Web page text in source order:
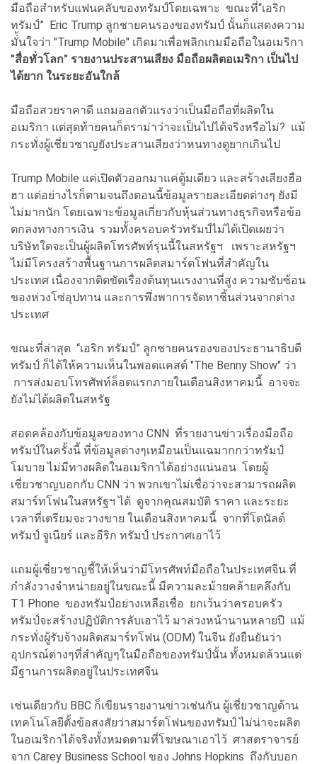
มือถือสำหรับแฟนคลับของทรัมป์โดยเฉพาะ ขณะที่“เอริก
ทรัมป์” Eric Trump ลูกชายคนรองของทรัมป์ นั้นก็แสดงความ
มั่้นใจว่า "Trump Mobile" เกิดมาเพื่อพลิกเกมมือถือในอเมริกา
"สื่อทั่วโลก" รายงานประสานเสียง มือถือผลิตอเมริกา เป็นไป
ได้ยาก ในระยะอันใกล้
มือถือสวยราคาดี แถมออกตัวแรงว่าเป็นมือถือที่ผลิตใน
อเมริกา แต่สุดท้ายคนก็ดราม่าว่าจะเป็นไปได้จริงหรือไม่? แม้
กระทั่งผู้เชี่ยวชาญยังประสานเสียงว่าหนทางดูยากเกินไป
Trump Mobile แค่เปิดตัวออกมาแค่ตู้มเดียว และสร้างเสียงฮือ
ฮา แต่อย่างไรก็ตามจนถึงตอนนี้ข้อมูลรายละเอียดต่างๆ ยังมี
ไม่มากนัก โดยเฉพาะข้อมูลเกี่ยวกับหุ้นส่วนทางธุรกิจหรือข้อ
ตกลงทางการเงิน รวมทั้งครอบครัวทรัมป์ไม่ได้เปิดเผยว่า
บริษัทใดจะเป็นผู้ผลิตโทรศัพท์รุ่นนี้ในสหรัฐฯ เพราะสหรัฐฯ
ไม่มีโครงสร้างพื้นฐานการผลิตสมาร์ตโฟนที่สำคัญใน
ประเทศ เนื่องจากติดขัดเรื่องต้นทุนแรงงานที่สูง ความซับซ้อน
ของห่วงโซ่อุปทาน และการพึ่งพาการจัดหาชิ้นส่วนจากต่าง
ประเทศ
ขณะที่ล่าสุด “เอริก ทรัมป์” ลูกชายคนรองของประธานาธิบดี
ทรัมป์ ก็ได้ให้ความเห็นในพอดแคสต์ "The Benny Show" ว่า
การส่งมอบโทรศัพท์ล็อตแรกภายในเดือนสิงหาคมนี้ อาจจะ
ยังไม่ได้ผลิตในสหรัฐ
สอดคล้องกับข้อมูลของทาง CNN ที่รายงานข่าวเรื่องมือถือ
ทรัมป์ในครั้งนี้ ที่ข้อมูลต่างๆเหมือนเป็นแฉมากกว่าทรัมป์
โมบาย ไม่มีทางผลิตในอเมริกาได้อย่างแน่นอน โดยผู้
เชี่ยวชาญบอกกับ CNN ว่า พวกเขาไม่เชื่อว่าจะสามารถผลิต
สมาร์ทโฟนในสหรัฐฯ ได้ ดูจากคุณสมบัติ ราคา และระยะ
เวลาที่เตรียมจะวางขาย ในเดือนสิงหาคมนี้ จากที่โดนัลด์
ทรัมป์ จูเนียร์ และอีริก ทรัมป์ ประกาศเอาไว้
แถมผู้เชี่ยวชาญชี้ให้เห็นว่ามีโทรศัพท์มือถือในประเทศจีน ที่
กำลังวางจำหน่ายอยู่ในขณะนี้ มีความละม้ายคล้ายคลึงกับ
T1 Phone ของทรัมป์อย่างเหลือเชื่อ ยกเว้นว่าครอบครัว
ทรัมป์จะสร้างปฏิบัติการลับเอาไว้ มาล่วงหน้านานหลายปี แม้
กระทั่งผู้รับจ้างผลิตสมาร์ทโฟน (ODM) ในจีน ยังยืนยันว่า
อุปกรณ์ต่างๆที่สำคัญๆในมือถือของทรัมป์นั้น ทั้งหมดล้วนแต่
มีฐานการผลิตอยู่ในประเทศจีน
เช่นเดียวกับ BBC ก็เขียนรายงานข่าวเช่นกัน ผู้เชี่ยวชาญด้าน
เทคโนโลยีตั้งข้อสงสัยว่าสมาร์ตโฟนของทรัมป์ ไม่น่าจะผลิต
ในอเมริกาได้จริงทั้งหมดตามที่โฆษณาเอาไว้ ศาสตราจารย์
จาก Carey Business School ของ Johns Hopkins ถึงกับบอก